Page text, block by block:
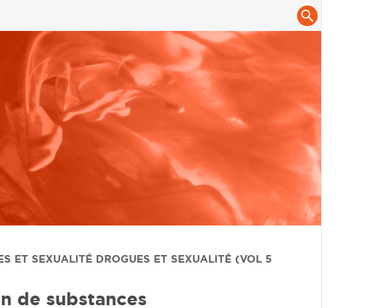
ET SEXUALITÉ DROGUES ET SEXUALITÉ (VOL 5
de substances